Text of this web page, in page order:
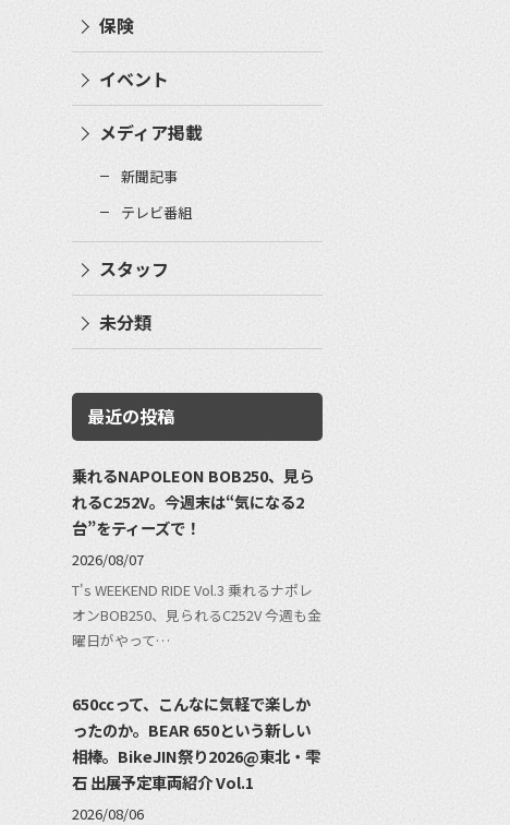
保険
イベント
メディア掲載
新聞記事
テレビ番組
スタッフ
未分類
最近の投稿
乗れるNAPOLEON BOB250、見ら
れるC252V。今週末は“気になる2
台”をティーズで！
2026/08/07
T's WEEKEND RIDE Vol.3 乗れるナポレ
オンBOB250、見られるC252V 今週も金
曜日がやって…
650ccって、こんなに気軽で楽しか
ったのか。BEAR 650という新しい
相棒。BikeJIN祭り2026@東北・雫
石 出展予定車両紹介 Vol.1
2026/08/06